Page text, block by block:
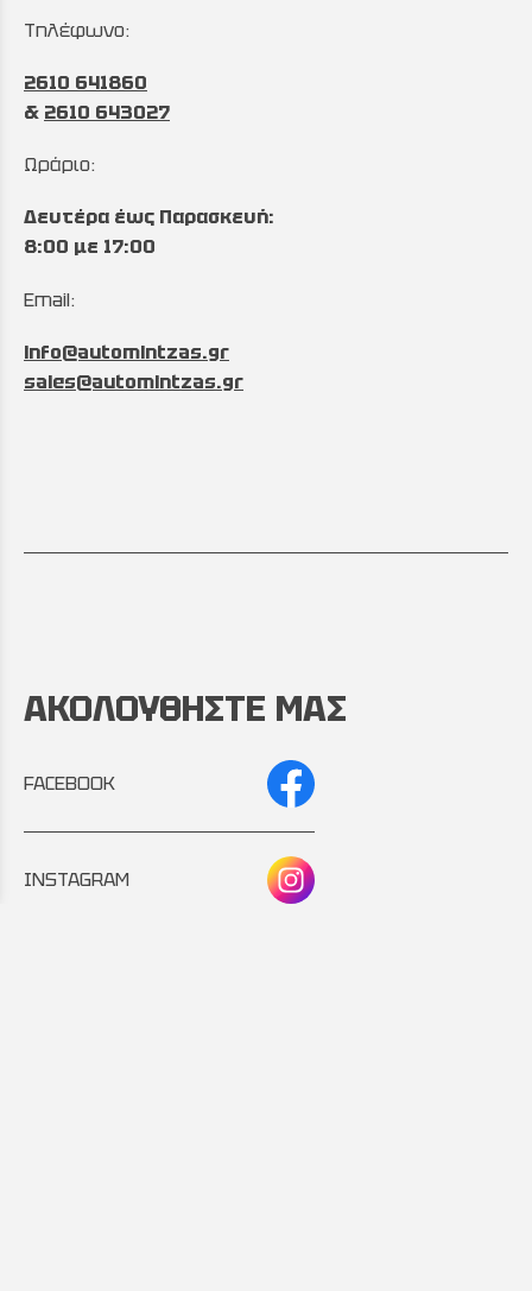
Τηλέφωνο:
2610 641860
& 2610 643027
Ωράριο:
Δευτέρα έως Παρασκευή:
8:00 με 17:00
Email:
info@automintzas.gr
sales@automintzas.gr
ΑΚΟΛΟΥΘΗΣΤΕ ΜΑΣ
FACEBOOK
INSTAGRAM